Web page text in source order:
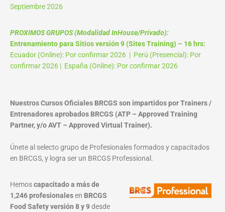
Septiembre 2026
PROXIMOS GRUPOS (Modalidad InHouse/Privado):
Entrenamiento para Sitios versión 9 (Sites Training) – 16 hrs:
Ecuador (Online): Por confirmar 2026 | Perú (Presencial): Por
confirmar 2026 | España (Online): Por confirmar 2026
Nuestros Cursos Oficiales BRCGS son impartidos por Trainers /
Entrenadores aprobados BRCGS (ATP – Approved Training
Partner, y/o AVT – Approved Virtual Trainer).
Únete al selecto grupo de Profesionales formados y capacitados
en BRCGS, y logra ser un BRCGS Professional.
Hemoscapacitado a más de
1,246 profesionalesen BRCGS
Food Safety versión 8 y 9desde